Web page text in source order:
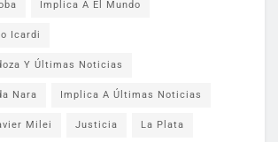
Implica A El Mundo
Icardi
Y Últimas Noticias
Nara Implica A Últimas Noticias
Milei Justicia La Plata